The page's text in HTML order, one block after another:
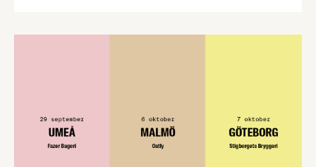
konsumentmaktsdirektivet. Livsmedelsföretagen